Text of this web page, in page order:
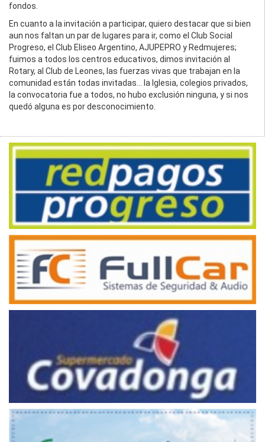
fondos.
En cuanto a la invitación a participar, quiero destacar que si bien
aun nos faltan un par de lugares para ir, como el Club Social
Progreso, el Club Eliseo Argentino, AJUPEPRO y Redmujeres;
fuimos a todos los centros educativos, dimos invitación al
Rotary, al Club de Leones, las fuerzas vivas que trabajan en la
comunidad están todas invitadas… la Iglesia, colegios privados,
la convocatoria fue a todos, no hubo exclusión ninguna, y si nos
quedó alguna es por desconocimiento.